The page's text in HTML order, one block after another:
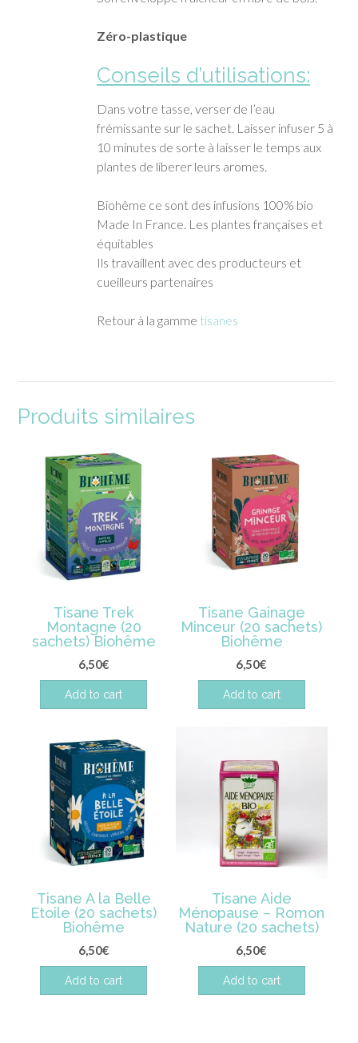
Zéro-plastique
Conseils d’utilisations:
Dans votre tasse, verser de l’eau
frémissante sur le sachet. Laisser infuser 5 à
10 minutes de sorte à laisser le temps aux
plantes de liberer leurs aromes.
Biohême ce sont des infusions 100% bio
Made In France. Les plantes françaises et
équitables
Ils travaillent avec des producteurs et
cueilleurs partenaires
Retour à la gamme tisanes
Produits similaires
Tisane Trek
Montagne (20
sachets) Biohême
6,50€
Add to cart
Tisane Gainage
Minceur (20 sachets)
Biohême
6,50€
Add to cart
Tisane A la Belle
Etoile (20 sachets)
Biohême
6,50€
Add to cart
Tisane Aide
Ménopause – Romon
Nature (20 sachets)
6,50€
Add to cart